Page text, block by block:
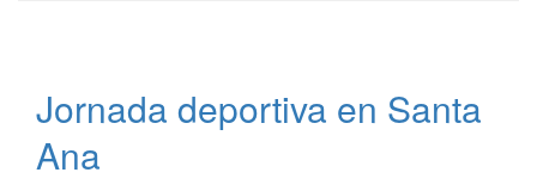
Jornada deportiva en Santa
Ana